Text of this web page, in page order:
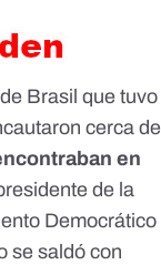
de Brasilque tuvo
cerca de
en
de la
Democrático
se saldó con